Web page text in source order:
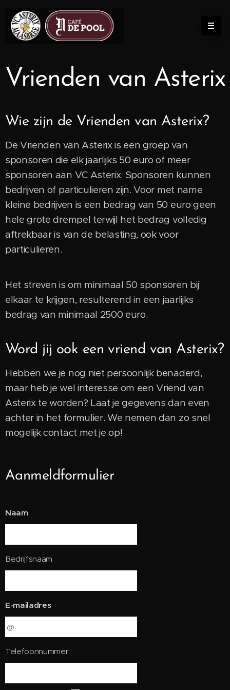
Vrienden van Asterix
Wie zijn de Vrienden van Asterix?
De Vrienden van Asterix is een groep van
sponsoren die elk jaarlijks 50 euro of meer
sponsoren aan VC Asterix. Sponsoren kunnen
bedrijven of particulieren zijn. Voor met name
kleine bedrijven is een bedrag van 50 euro geen
hele grote drempel terwijl het bedrag volledig
aftrekbaar is van de belasting, ook voor
particulieren.
Het streven is om minimaal 50 sponsoren bij
elkaar te krijgen, resulterend in een jaarlijks
bedrag van minimaal 2500 euro.
Word jij ook een vriend van Asterix?
Hebben we je nog niet persoonlijk benaderd,
maar heb je wel interesse om een Vriend van
Asterix te worden? Laat je gegevens dan even
achter in het formulier. We nemen dan zo snel
mogelijk contact met je op!
Aanmeldformulier
Naam
Bedrijfsnaam
E-mailadres
Telefoonnummer